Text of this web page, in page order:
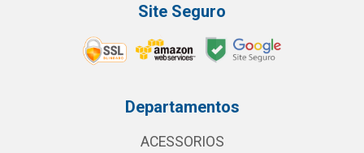
Site Seguro
Departamentos
ACESSORIOS